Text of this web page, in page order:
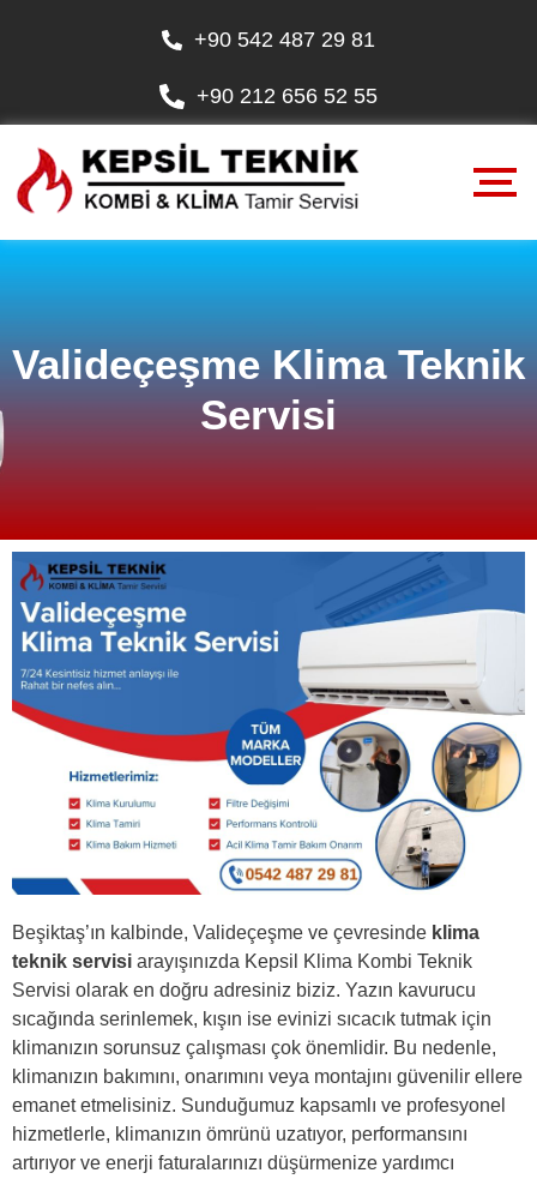
+90 542 487 29 81
+90 212 656 52 55
Valideçeşme Klima Teknik
Servisi
Beşiktaş’ın kalbinde, Valideçeşme ve çevresinde klima
teknik servisi arayışınızda Kepsil Klima Kombi Teknik
Servisi olarak en doğru adresiniz biziz. Yazın kavurucu
sıcağında serinlemek, kışın ise evinizi sıcacık tutmak için
klimanızın sorunsuz çalışması çok önemlidir. Bu nedenle,
klimanızın bakımını, onarımını veya montajını güvenilir ellere
emanet etmelisiniz. Sunduğumuz kapsamlı ve profesyonel
hizmetlerle, klimanızın ömrünü uzatıyor, performansını
artırıyor ve enerji faturalarınızı düşürmenize yardımcı